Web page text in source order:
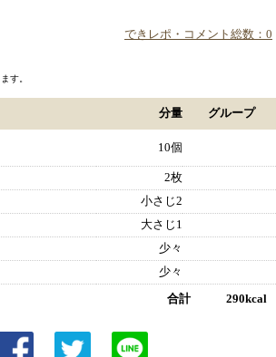
できレポ・コメント総数：0
す。
分量 グループ
10個
2枚
小さじ2
大さじ1
少々
少々
合計 290kcal